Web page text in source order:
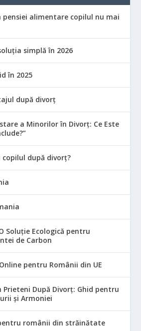
pensiei alimentare copilul nu mai
simplă în 2026
în 2025
după divorț
a Minorilor în Divorț: Ce Este
copilul după divorț?
Soluție Ecologică pentru
de Carbon
pentru Românii din UE
Prieteni După Divorț: Ghid pentru
și Armoniei
românii din străinătate